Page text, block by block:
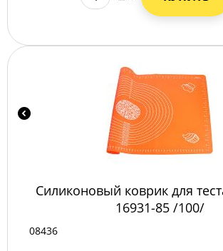
Силиконовый коврик для
16931-85 /100/
08436